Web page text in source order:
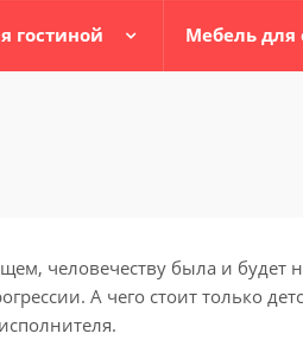
гостиной Мебель для
человечеству была и будет
А чего стоит только